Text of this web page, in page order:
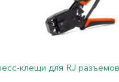
клещи для RJ